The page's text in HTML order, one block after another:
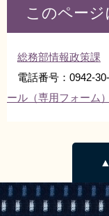
このペー
総務部情報政策課
電話番号：0942-
ール（専用フォーム